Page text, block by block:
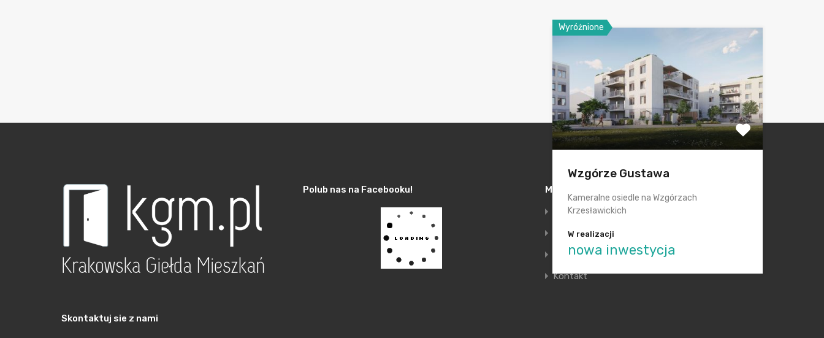
Wyróżnione
Wzgórze Gustawa
Kameralne osiedle na Wzgórzach
Krzesławickich
W realizacji
nowa inwestycja
Skontaktuj sie z nami
Polub nas na Facebooku!
Menu
Mapa Inwestycji
Niezbędnik Kupującego
Deweloperzy
Moje oferty
Kontakt